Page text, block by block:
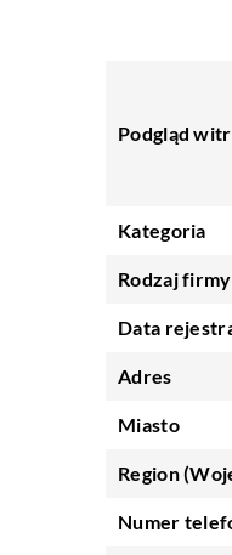
Podgląd
Kategoria
Rodzaj firmy
Data
Adres
Miasto
Region
Numer